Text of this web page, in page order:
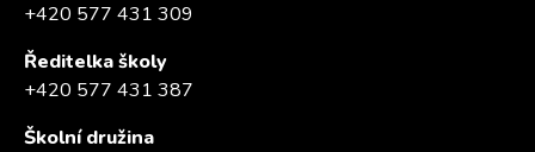
+420 577 431 309
Ředitelka školy
+420 577 431 387
Školní družina